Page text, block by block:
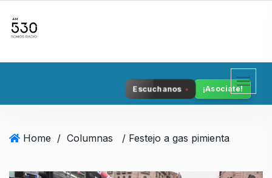
Escuchanos ¡Asociate!
Home / Columnas / Festejo a gas pimienta